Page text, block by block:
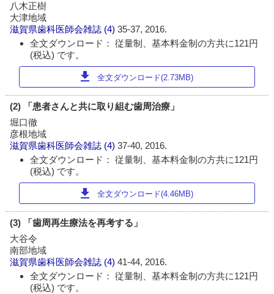
八木正樹
大津地域
滋賀県歯科医師会雑誌 (4)35-37, 2016.
全文ダウンロード： 従量制、基本料金制の方共に121円
(税込) です。
download 全文ダウンロード(2.73MB)
(2) 「患者さんと共に取り組む歯周治療」
堀口徹
彦根地域
滋賀県歯科医師会雑誌 (4)37-40, 2016.
全文ダウンロード： 従量制、基本料金制の方共に121円
(税込) です。
download 全文ダウンロード(4.46MB)
(3) 「歯周再生療法を再考する」
大谷令
南部地域
滋賀県歯科医師会雑誌 (4)41-44, 2016.
全文ダウンロード： 従量制、基本料金制の方共に121円
(税込) です。